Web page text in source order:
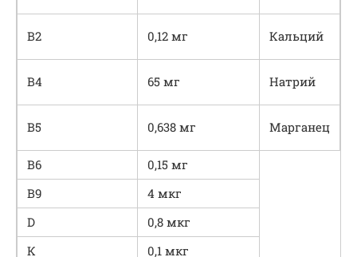
В2 0,12 мг Кальций
В4 65 мг Натрий
В5 0,638 мг Марганец
В6
0,15 мг
В9
4 мкг
D
0,8 мкг
К
0,1 мкг